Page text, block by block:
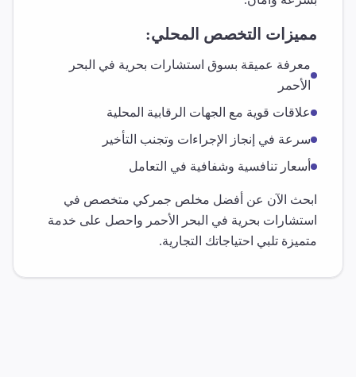
مميزات التخصص المحلي:
معرفة عميقة بسوق استشارات بحرية في البحر
الأحمر
علاقات قوية مع الجهات الرقابية المحلية
سرعة في إنجاز الإجراءات وتجنب التأخير
أسعار تنافسية وشفافية في التعامل
ابحث الآن عن أفضل مخلص جمركي متخصص في
استشارات بحرية في البحر الأحمر واحصل على خدمة
متميزة تلبي احتياجاتك التجارية.